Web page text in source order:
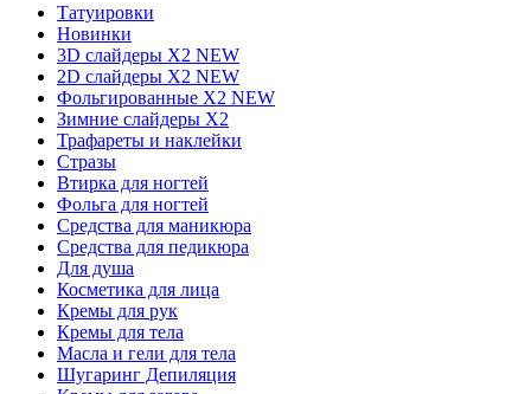
Татуировки
Новинки
3D слайдеры X2 NEW
2D слайдеры X2 NEW
Фольгированные X2 NEW
Зимние слайдеры Х2
Трафареты и наклейки
Стразы
Втирка для ногтей
Фольга для ногтей
Средства для маникюра
Средства для педикюра
Для душа
Косметика для лица
Кремы для рук
Кремы для тела
Масла и гели для тела
Шугаринг Депиляция